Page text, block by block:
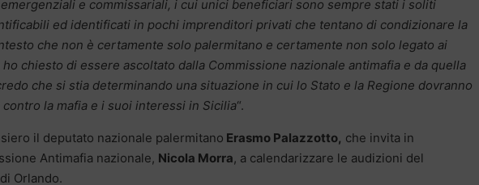
e commissariali, i cui unici beneficiari sono sempre stati i soliti
ed identificati in pochi imprenditori privati che tentano di condizionare la
che non è certamente solo palermitano e certamente non solo legato ai
chiesto di essere ascoltato dalla Commissione nazionale antimafia e da quella
che si stia determinando una situazione in cui lo Stato e la Regione dovranno
la mafia e i suoi interessi in Sicilia“.
il deputato nazionale palermitano Erasmo Palazzotto, che invita in
Antimafia nazionale, Nicola Morra, a calendarizzare le audizioni del
Orlando.